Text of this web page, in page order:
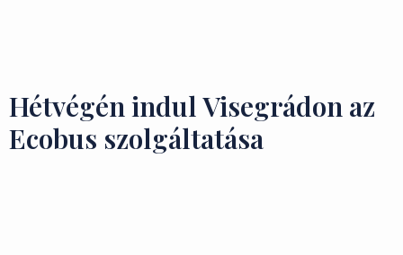
Hétvégén indul Visegrádon az
Ecobus szolgáltatása